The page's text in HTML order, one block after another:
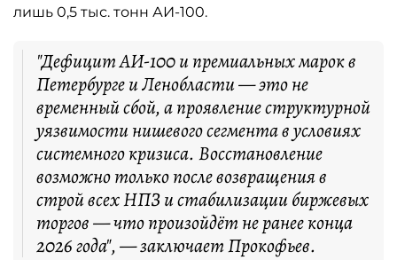
лишь 0,5 тыс. тонн АИ-100.
"Дефицит АИ-100 и премиальных марок в
Петербурге и Ленобласти — это не
временный сбой, а проявление структурной
уязвимости нишевого сегмента в условиях
системного кризиса. Восстановление
возможно только после возвращения в
строй всех НПЗ и стабилизации биржевых
торгов — что произойдёт не ранее конца
2026 года", — заключает Прокофьев.